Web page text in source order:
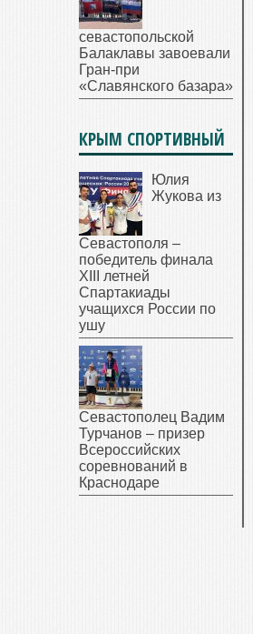
севастопольской
Балаклавы завоевали
Гран-при
«Славянского базара»
КРЫМ СПОРТИВНЫЙ
Юлия
Жукова из
Севастополя –
победитель финала
XIII летней
Спартакиады
учащихся России по
ушу
Севастополец Вадим
Турчанов – призер
Всероссийских
соревнований в
Краснодаре